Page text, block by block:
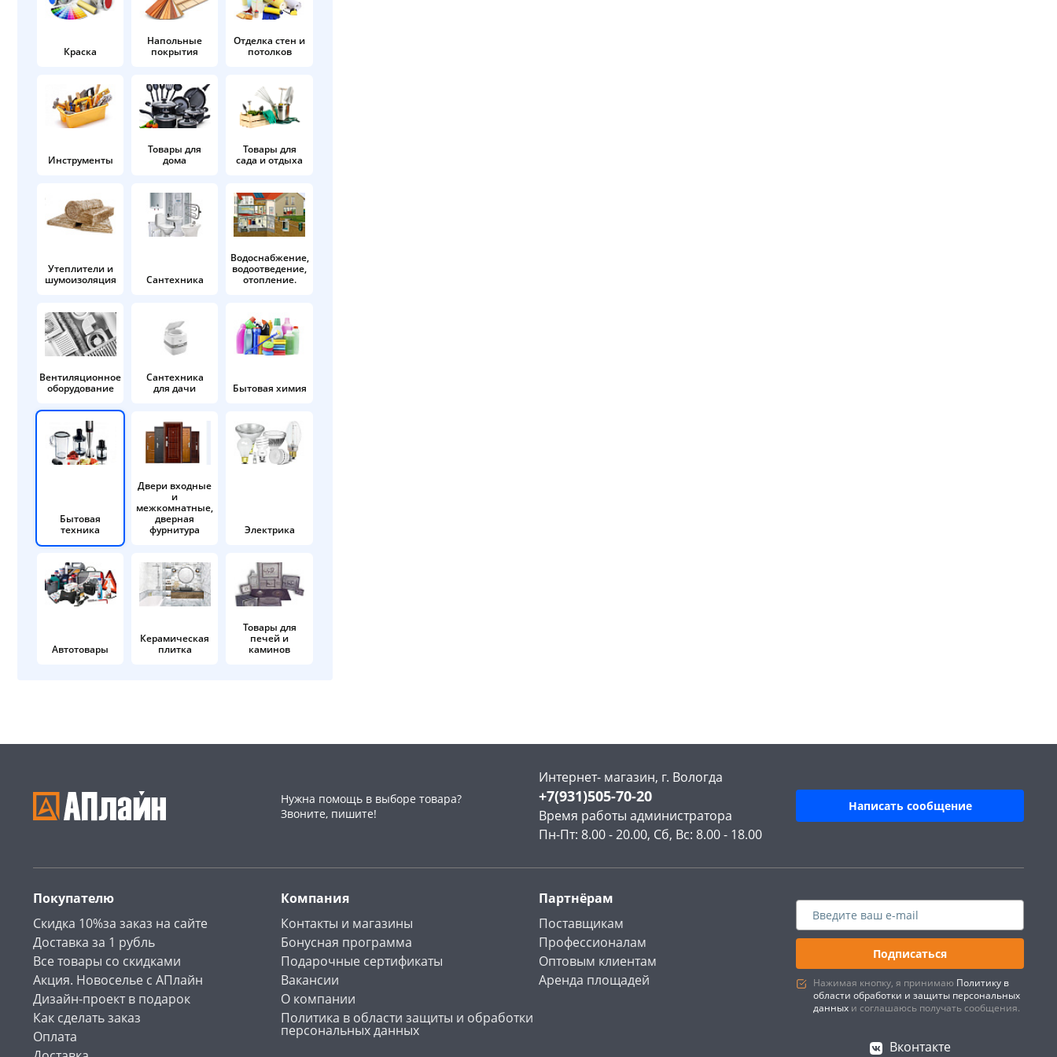
Краска
Напольные
покрытия
Отделка стен и
потолков
Инструменты
Товары для
дома
Товары для
сада и отдыха
Утеплители и
шумоизоляция
Сантехника
Водоснабжение,
водоотведение,
отопление.
Вентиляционное
оборудование
Сантехника
для дачи
Бытовая химия
Бытовая
техника
Двери входные
и
межкомнатные,
дверная
фурнитура
Электрика
Автотовары
Керамическая
плитка
Товары для
печей и
каминов
Нужна помощь в выборе товара?
Звоните, пишите!
Интернет- магазин, г. Вологда
+7(931)505-70-20
Время работы администратора
Пн-Пт: 8.00 - 20.00, Сб, Вс: 8.00 - 18.00
Написать сообщение
Покупателю
Скидка 10%за заказ на сайте
Доставка за 1 рубль
Все товары со скидками
Акция. Новоселье с АПлайн
Дизайн-проект в подарок
Как сделать заказ
Оплата
Компания
Контакты и магазины
Бонусная программа
Подарочные сертификаты
Вакансии
О компании
Политика в области защиты и обработки
персональных данных
Партнёрам
Поставщикам
Профессионалам
Оптовым клиентам
Аренда площадей
Подписаться
Нажимая кнопку, я принимаю Политику в
области обработки и защиты персональных
данных и соглашаюсь получать сообщения.
Вконтакте
раз в 2 недели